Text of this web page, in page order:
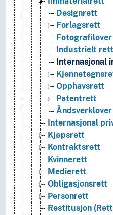
Designrett
Forlagsrett
Fotografilover
Industrielt
Internasjonal
Opphavsrett
Patentrett
Åndsverklover
Internasjonal
Kjøpsrett
Kontraktsrett
Kvinnerett
Medierett
Obligasjonsrett
Personrett
Restitusjon